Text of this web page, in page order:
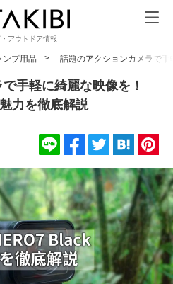
アウトドア情報
ンプ用品 話題のアクションカメラで
手軽に綺麗な映像を！
力を徹底解説